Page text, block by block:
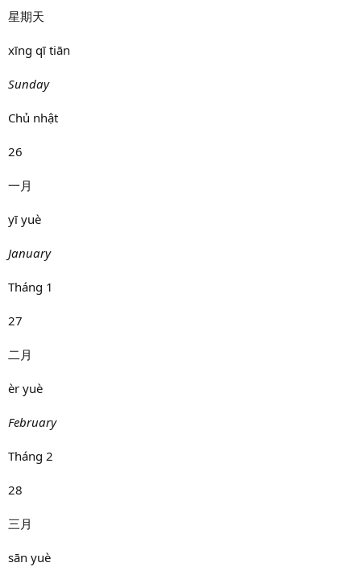
星期天
xīng qī tiān
Sunday
Chủ nhật
26
一月
yī yuè
January
Tháng 1
27
二月
èr yuè
February
Tháng 2
28
三月
sān yuè